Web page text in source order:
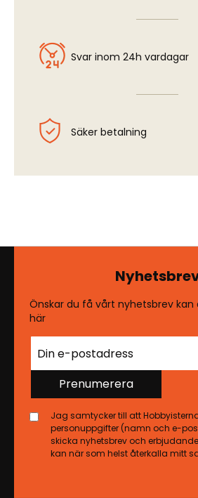
Svar inom 24h vardagar
Säker betalning
Önskar du få vårt nyhetsbrev kan
här
Prenumerera
Jag samtycker till att
personuppgifter (namn och e-
skicka nyhetsbrev och
kan när som helst återkalla mitt